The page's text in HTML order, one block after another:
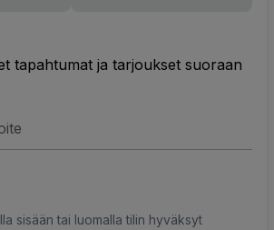
tapahtumat ja tarjoukset suoraan
sisään tai luomalla tilin hyväksyt